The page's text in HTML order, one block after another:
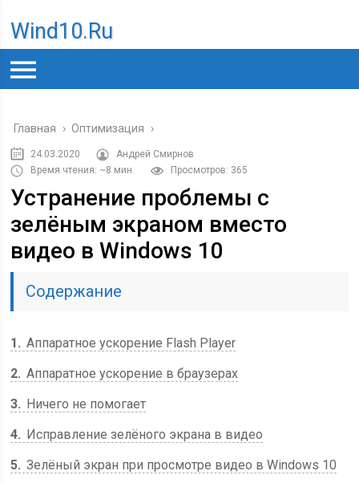
Wind10.ru
Главная › Оптимизация ›
24.03.2020
Андрей Смирнов
Время чтения: ~8 мин.
Просмотров: 365
Устранение проблемы с
зелёным экраном вместо
видео в Windows 10
Содержание
1
Аппаратное ускорение Flash Player
2 Аппаратное ускорение в браузерах
3
Ничего не помогает
4
Исправление зелёного экрана в видео
5 Зелёный экран при просмотре видео в Windows 10